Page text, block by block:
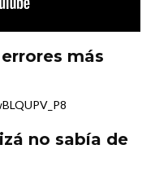
más
no sabía de